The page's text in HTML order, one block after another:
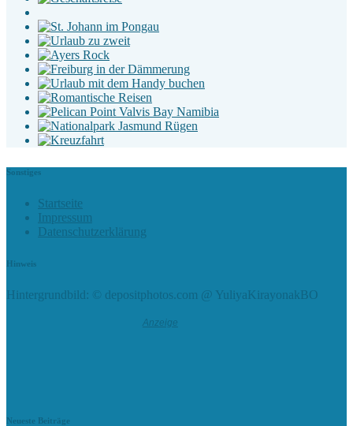
Sonstiges
Startseite
Impressum
Datenschutzerklärung
Hinweis
Hintergrundbild: © depositphotos.com @ YuliyaKirayonakBO
Neueste Beiträge